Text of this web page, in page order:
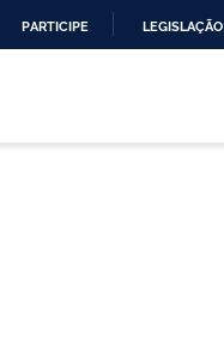
PARTICIPE LEGISLAÇÃO